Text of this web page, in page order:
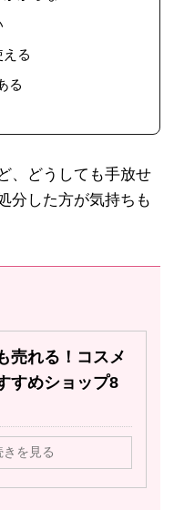
る
る
、どうしても手放せ
分した方が気持ちも
売れる！コスメ
すめショップ8
きを見る